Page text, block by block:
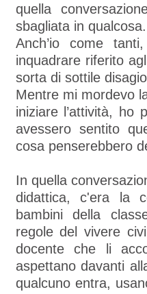
quella
sbagliata in qualcosa.
Anch’io come
inquadrare riferito
sorta di sottile
Mentre mi mordevo
iniziare l’attività, ho
avessero sentito
cosa penserebbero
In quella
didattica, c'era la
bambini della
regole del vivere
docente che li
aspettano davanti
qualcuno entra,